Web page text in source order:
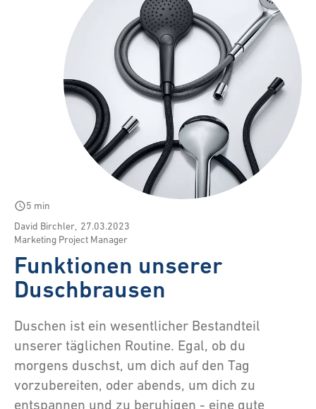
schedule5 min
David Birchler 27.03.2023
Marketing Project Manager
Funktionen unserer
Duschbrausen
Duschen ist ein wesentlicher Bestandteil
unserer täglichen Routine. Egal, ob du
morgens duschst, um dich auf den Tag
vorzubereiten, oder abends, um dich zu
entspannen und zu beruhigen - eine gute